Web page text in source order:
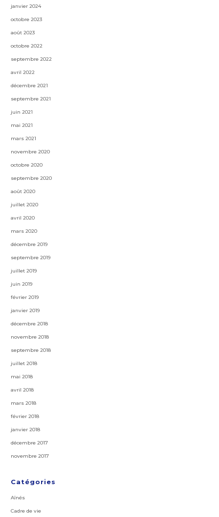
janvier 2024
octobre 2023
août 2023
octobre 2022
septembre 2022
avril 2022
décembre 2021
septembre 2021
juin 2021
mai 2021
mars 2021
novembre 2020
octobre 2020
septembre 2020
août 2020
juillet 2020
avril 2020
mars 2020
décembre 2019
septembre 2019
juillet 2019
juin 2019
février 2019
janvier 2019
décembre 2018
novembre 2018
septembre 2018
juillet 2018
mai 2018
avril 2018
mars 2018
février 2018
janvier 2018
décembre 2017
novembre 2017
Catégories
Aînés
Cadre de vie